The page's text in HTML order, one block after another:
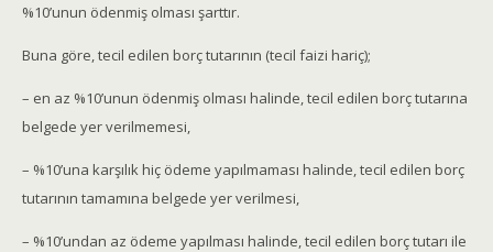
%10’unun ödenmiş olması şarttır.
Buna göre, tecil edilen borç tutarının (tecil faizi hariç);
– en az %10’unun ödenmiş olması halinde, tecil edilen borç tutarına
belgede yer verilmemesi,
– %10’una karşılık hiç ödeme yapılmaması halinde, tecil edilen borç
tutarının tamamına belgede yer verilmesi,
– %10’undan az ödeme yapılması halinde, tecil edilen borç tutarı ile